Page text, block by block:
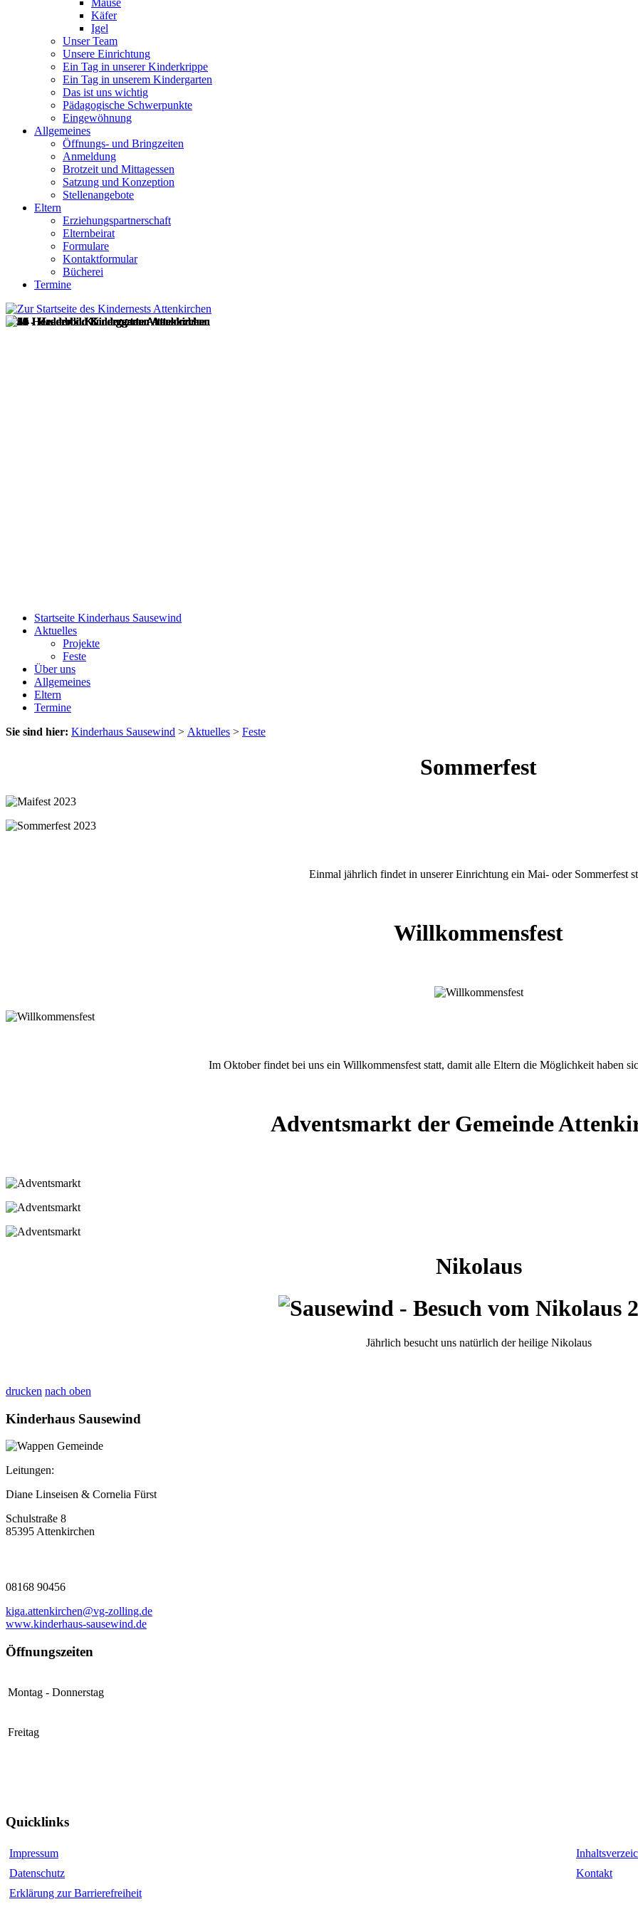
Mäuse
Käfer
Igel
Unser Team
Unsere Einrichtung
Ein Tag in unserer Kinderkrippe
Ein Tag in unserem Kindergarten
Das ist uns wichtig
Pädagogische Schwerpunkte
Eingewöhnung
Allgemeines
Öffnungs- und Bringzeiten
Anmeldung
Brotzeit und Mittagessen
Satzung und Konzeption
Stellenangebote
Eltern
Erziehungspartnerschaft
Elternbeirat
Formulare
Kontaktformular
Bücherei
Termine
Startseite Kinderhaus Sausewind
Aktuelles
Projekte
Feste
Über uns
Allgemeines
Eltern
Termine
Sie sind hier: Kinderhaus Sausewind > Aktuelles > Feste
Sommerfest
Einmal jährlich findet in unserer Einrichtung ein Mai- oder Sommerfest
Willkommensfest
Im Oktober findet bei uns ein Willkommensfest statt, damit alle Eltern die Möglichkeit haben
Adventsmarkt der Gemeinde
Nikolaus
Jährlich besucht uns natürlich der heilige Nikolaus
drucken nach oben
Kinderhaus Sausewind
Leitungen:
Diane Linseisen & Cornelia Fürst
Schulstraße 8
85395 Attenkirchen
08168 90456
kiga.attenkirchen@vg-zolling.de
www.kinderhaus-sausewind.de
Öffnungszeiten
Montag - Donnerstag
Freitag
Quicklinks
Impressum
Datenschutz
Kontakt
Erklärung zur Barrierefreiheit